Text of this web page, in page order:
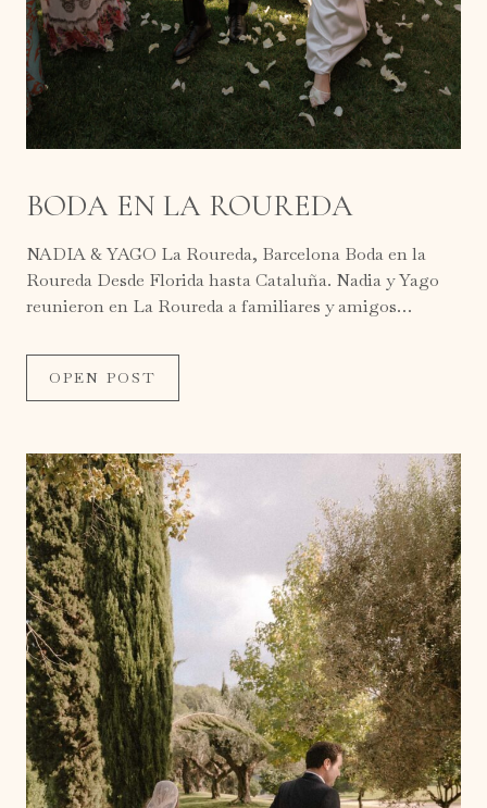
BODA EN LA ROUREDA
NADIA & YAGO La Roureda, Barcelona Boda en la
Roureda Desde Florida hasta Cataluña. Nadia y Yago
reunieron en La Roureda a familiares y amigos…
OPEN POST